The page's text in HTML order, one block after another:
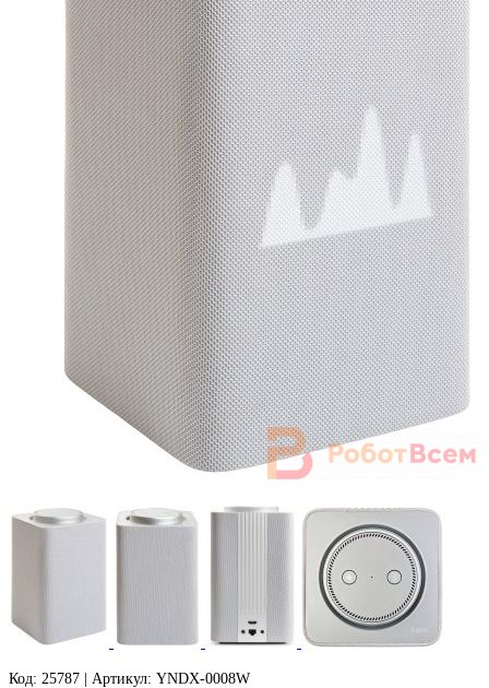
Код: 25787 | Артикул: YNDX-0008W